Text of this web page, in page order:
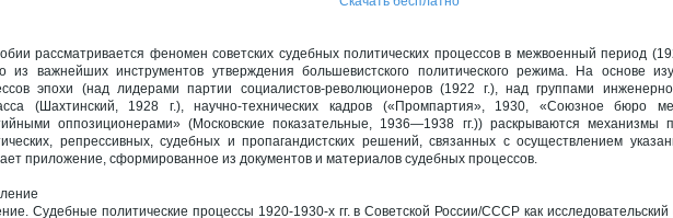
рассматривается феномен советских судебных политических процессов в межвоенный период
из важнейших инструментов утверждения большевистского политического режима. На основе
эпохи (над лидерами партии социалистов-революционеров (1922 г.), над группами инженерно-
(Шахтинский, 1928 г.), научно-технических кадров («Промпартия», 1930, «Союзное бюро
оппозиционерами» (Московские показательные, 1936—1938 гг.)) раскрываются механизмы
репрессивных, судебных и пропагандистских решений, связанных с осуществлением
приложение, сформированное из документов и материалов судебных процессов.
Судебные политические процессы 1920-1930-х гг. в Советской России/СССР как